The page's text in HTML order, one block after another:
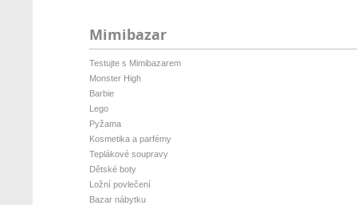
Mimibazar
Testujte s Mimibazarem
Monster High
Barbie
Lego
Pyžama
Kosmetika a parfémy
Teplákové soupravy
Dětské boty
Ložní povlečení
Bazar nábytku